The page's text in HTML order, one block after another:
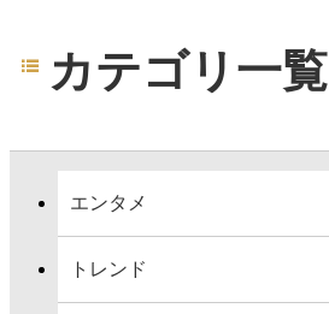
カテゴリ一覧
エンタメ
トレンド